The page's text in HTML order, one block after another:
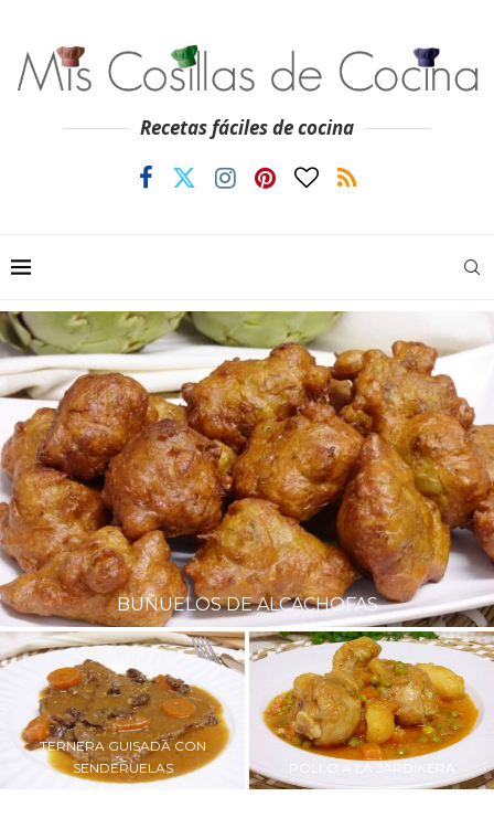
Recetas fáciles de cocina
PAVO AL LIMÓN
GARBANZOS CON CHORIZO EN
OLLA RÁPIDA
CROQUETAS DE JAMÓN
CRUJIENTES Y MUY CREMOSAS